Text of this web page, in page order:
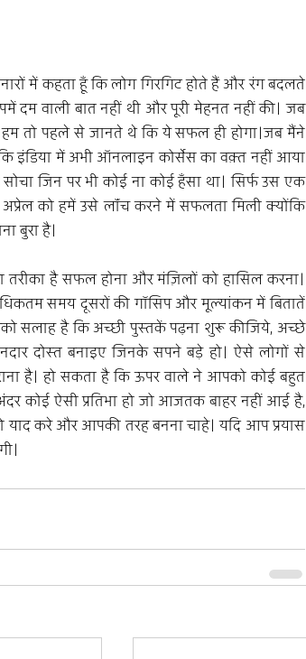
में कहता हूँ कि लोग गिरगिट होते हैं और रंग बदलते
वाली बात नहीं थी और पूरी मेहनत नहीं की। जब
तो पहले से जानते थे कि ये सफल ही होगा।जब मैंने
इंडिया में अभी ऑनलाइन कोर्सेस का वक़्त नहीं आया
जिन पर भी कोई ना कोई हँसा था। सिर्फ उस एक
को हमें उसे लॉंच करने में सफलता मिली क्योंकि
बुरा है।
है सफल होना और मंज़िलों को हासिल करना।
समय दूसरों की गॉसिप और मूल्यांकन में बितातें
सलाह है कि अच्छी पुस्तकें पढ़ना शुरू कीजिये, अच्छे
दोस्त बनाइए जिनके सपने बड़े हो। ऐसे लोगों से
है। हो सकता है कि ऊपर वाले ने आपको कोई बहुत
कोई ऐसी प्रतिभा हो जो आजतक बाहर नहीं आई है,
करे और आपकी तरह बनना चाहे। यदि आप प्रयास